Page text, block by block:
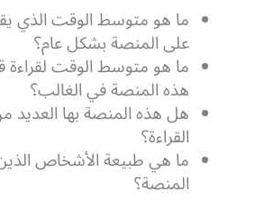
ما هو متوسط الوقت الذي
على المنصة بشكل عام؟
ما هو متوسط الوقت
هذه المنصة في الغالب؟
هل هذه المنصة بها العديد
القراءة؟
ما هي طبيعة الأشخاص
المنصة؟